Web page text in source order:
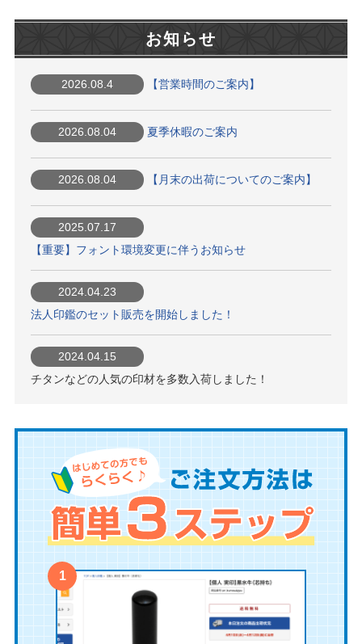
402円のご注文をいただきました。
2026年8月9日13:45
5,350円のご注文をいただきました。
2026年8月9日13:44
2026年8月9日13:40
2026年8月9日13:39
1,750円のご注文をいただきました。
2026年8月9日13:38
1,750円のご注文をいただきました。
1,750円のご注文をいただきました。
2026年8月9日13:34
1,200円のご注文をいただきました。
2026年8月9日13:33
1,750円のご注文をいただきました。
2026年8月9日13:31
1,750円のご注文をいただきました。
お知らせ
2026.08.4 【営業時間のご案内】
2026.08.04 夏季休暇のご案内
2026.08.04 【月末の出荷についてのご案内】
2025.07.17
【重要】フォント環境変更に伴うお知らせ
2024.04.23
法人印鑑のセット販売を開始しました！
2024.04.15
チタンなどの人気の印材を多数入荷しました！